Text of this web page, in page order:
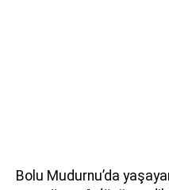
Bolu Mudurnu’da